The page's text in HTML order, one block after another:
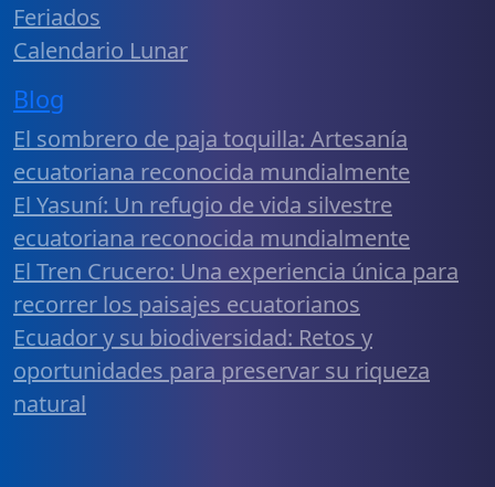
Feriados
Calendario Lunar
Blog
El sombrero de paja toquilla: Artesanía
ecuatoriana reconocida mundialmente
El Yasuní: Un refugio de vida silvestre
ecuatoriana reconocida mundialmente
El Tren Crucero: Una experiencia única para
recorrer los paisajes ecuatorianos
Ecuador y su biodiversidad: Retos y
oportunidades para preservar su riqueza
natural